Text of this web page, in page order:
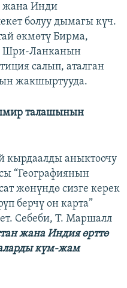
жана Инди
болуу дымагы күч.
өкмөтү Бирма,
Шри-Ланканын
салып, аталган
жакшыртууда.
талашынын
кырдаалды аныктоочу
“Географиянын
жөнүндө сизге керек
берчү он карта”
Себеби, Т. Маршалл
жана Индия өрттө
күм-жам